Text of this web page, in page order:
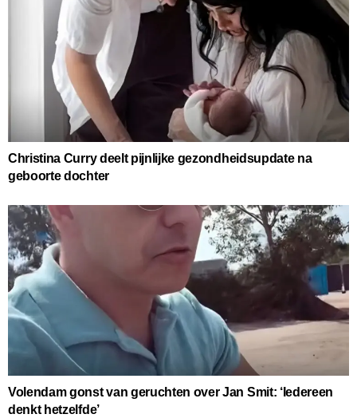
Christina Curry deelt pijnlijke gezondheidsupdate na
geboorte dochter
Volendam gonst van geruchten over Jan Smit: ‘Iedereen
denkt hetzelfde’